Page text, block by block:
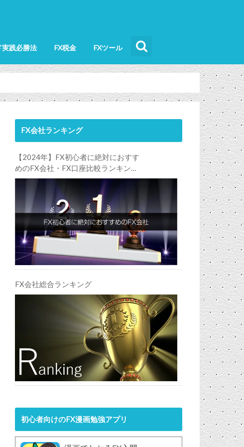
実践必勝法 FX税金 FXツール
FX会社ランキング
【2024年】FX初心者に絶対におすす
めのFX会社・FX口座比較ランキン
グ。FX初心者におすすめの理由・注
意点も合わせて解説します！
FX会社総合ランキング
初心者向けのFX漫画勉強アプリ